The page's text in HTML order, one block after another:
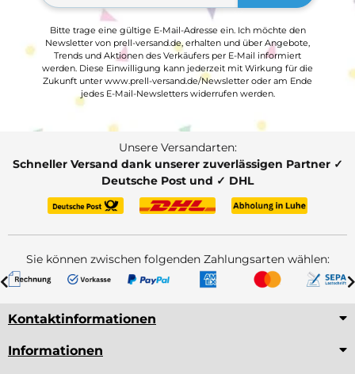
Bitte trage eine gültige E-Mail-Adresse ein. Ich möchte den
Newsletter von prell-versand.de, erhalten und über Angebote,
Trends und Aktionen des Verkäufers per E-Mail informiert
werden. Diese Einwilligung kann jederzeit mit Wirkung für die
Zukunft unter www.prell-versand.de/Newsletter oder am Ende
jedes E-Mail-Newsletters widerrufen werden.
Unsere Versandarten:
Schneller Versand dank unserer zuverlässigen Partner ✓
Deutsche Post und ✓ DHL
Sie können zwischen folgenden Zahlungsarten wählen:
Kontaktinformationen
Informationen